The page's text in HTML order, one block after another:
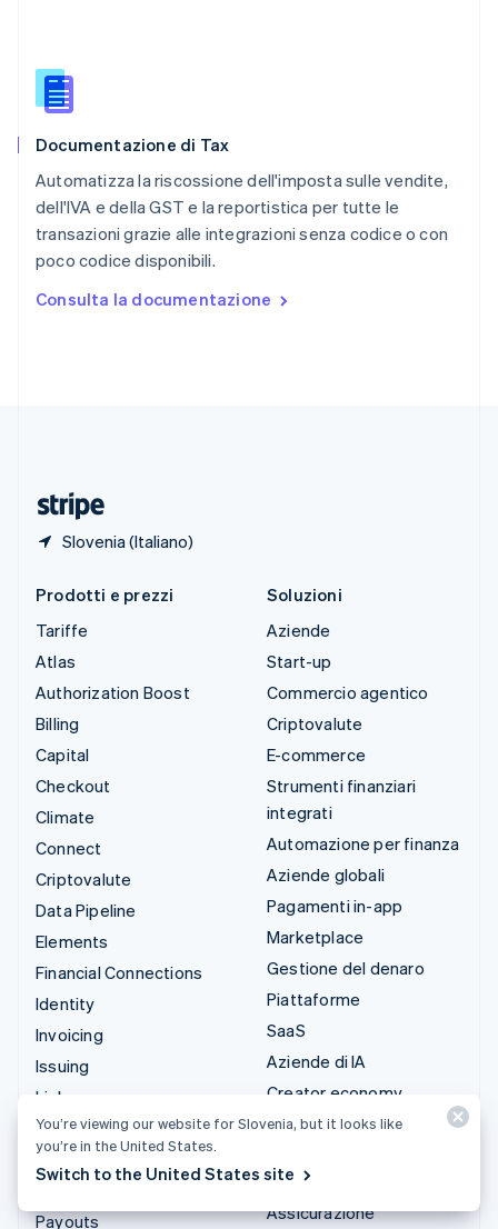
Documentazione di Tax
Automatizza la riscossione dell'imposta sulle vendite,
dell'IVA e della GST e la reportistica per tutte le
transazioni grazie alle integrazioni senza codice o con
poco codice disponibili.
Consulta la documentazione
Slovenia (Italiano)
English
Singapore
Slovacchia
English
Slovenia
Spagna
EspañolEnglish
English Español简体中文
Prodotti e prezzi
Tariffe
Atlas
Authorization Boost
Billing
Capital
Checkout
Climate
Connect
Criptovalute
Data Pipeline
Elements
Financial Connections
Identity
Invoicing
Issuing
Link
Managed Payments
Link di pagamento
Payouts
Soluzioni
Aziende
Start-up
Commercio agentico
Criptovalute
E-commerce
Strumenti finanziari
integrati
Automazione per finanza
Aziende globali
Pagamenti in-app
Marketplace
Gestione del denaro
Piattaforme
SaaS
Aziende di IA
Creator economy
Gaming
tempo libero
Assicurazione
You’re viewing our website for Slovenia, but it looks like
you’re in the United States.
Switch to the United States site